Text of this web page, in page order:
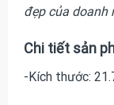
đẹp của doanh
Chi tiết sản
-Kích thước: